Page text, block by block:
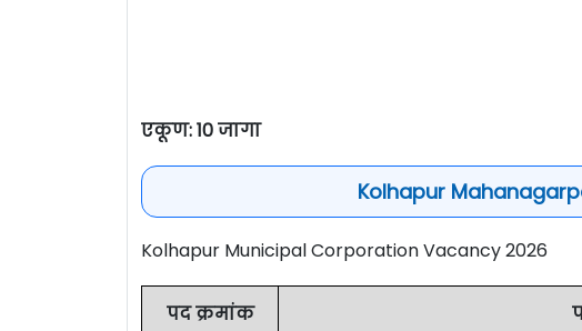
एकूण: 10 जागा
Kolhapur
Kolhapur Municipal Corporation Vacancy 2026
पद क्रमांक